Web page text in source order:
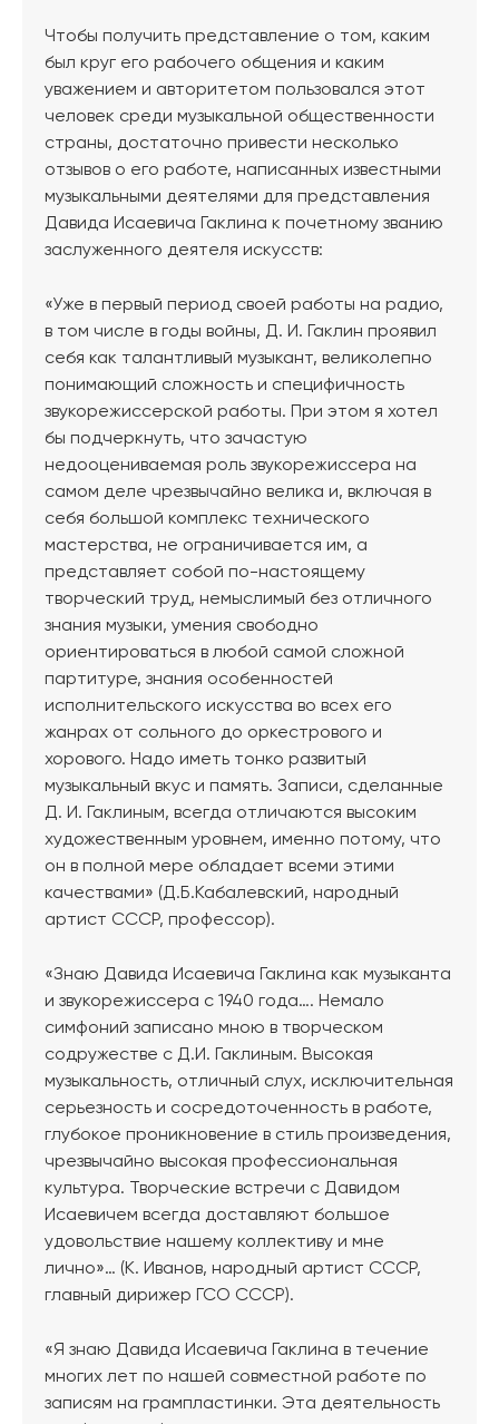
Чтобы получить представление о том, каким
был круг его рабочего общения и каким
уважением и авторитетом пользовался этот
человек среди музыкальной общественности
страны, достаточно привести несколько
отзывов о его работе, написанных известными
музыкальными деятелями для представления
Давида Исаевича Гаклина к почетному званию
заслуженного деятеля искусств:
«Уже в первый период своей работы на радио,
в том числе в годы войны, Д. И. Гаклин проявил
себя как талантливый музыкант, великолепно
понимающий сложность и специфичность
звукорежиссерской работы. При этом я хотел
бы подчеркнуть, что зачастую
недооцениваемая роль звукорежиссера на
самом деле чрезвычайно велика и, включая в
себя большой комплекс технического
мастерства, не ограничивается им, а
представляет собой по-настоящему
творческий труд, немыслимый без отличного
знания музыки, умения свободно
ориентироваться в любой самой сложной
партитуре, знания особенностей
исполнительского искусства во всех его
жанрах от сольного до оркестрового и
хорового. Надо иметь тонко развитый
музыкальный вкус и память. Записи, сделанные
Д. И. Гаклиным, всегда отличаются высоким
художественным уровнем, именно потому, что
он в полной мере обладает всеми этими
качествами» (Д.Б.Кабалевский, народный
артист СССР, профессор).
«Знаю Давида Исаевича Гаклина как музыканта
и звукорежиссера с 1940 года…. Немало
симфоний записано мною в творческом
содружестве с Д.И. Гаклиным. Высокая
музыкальность, отличный слух, исключительная
серьезность и сосредоточенность в работе,
глубокое проникновение в стиль произведения,
чрезвычайно высокая профессиональная
культура. Творческие встречи с Давидом
Исаевичем всегда доставляют большое
удовольствие нашему коллективу и мне
лично»… (К. Иванов, народный артист СССР,
главный дирижер ГСО СССР).
«Я знаю Давида Исаевича Гаклина в течение
многих лет по нашей совместной работе по
записям на грампластинки. Эта деятельность